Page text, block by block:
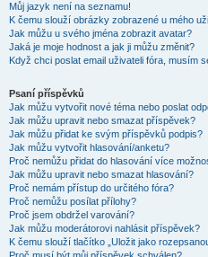
Můj jazyk není na seznamu!
K čemu slouží obrázky zobrazené u mého
Jak můžu u svého jména zobrazit avatar?
Jaká je moje hodnost a jak ji můžu změnit?
Když chci poslat email uživateli fóra, musím
Psaní příspěvků
Jak můžu vytvořit nové téma nebo poslat
Jak můžu upravit nebo smazat příspěvek?
Jak můžu přidat ke svým příspěvků podpis?
Jak můžu vytvořit hlasování/anketu?
Proč nemůžu přidat do hlasování více
Jak můžu upravit nebo smazat hlasování?
Proč nemám přístup do určitého fóra?
Proč nemůžu posílat přílohy?
Proč jsem obdržel varování?
Jak můžu moderátorovi nahlásit příspěvek?
K čemu slouží tlačítko „Uložit jako